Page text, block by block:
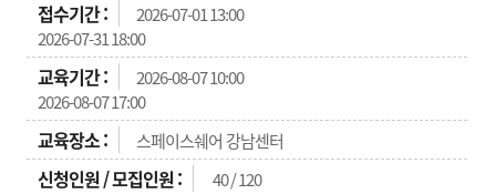
2026-07-01 13:00
2026-07-31 18:00
2026-08-07 10:00
2026-08-07 17:00
스페이스쉐어 강남센터
40 / 120